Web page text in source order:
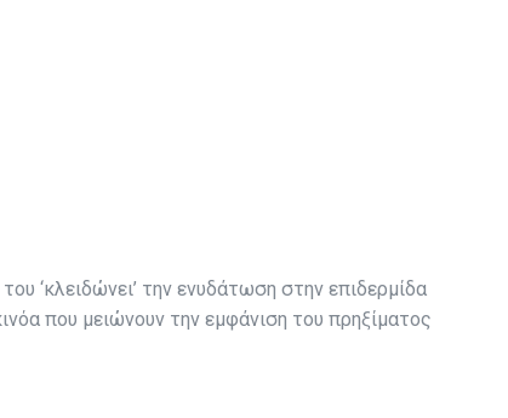
‘κλειδώνει’ την ενυδάτωση στην επιδερμίδα
που μειώνουν την εμφάνιση του πρηξίματος